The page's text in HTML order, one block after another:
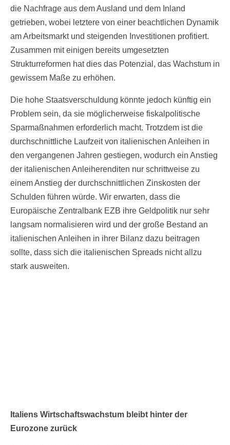
die Nachfrage aus dem Ausland und dem Inland
getrieben, wobei letztere von einer beachtlichen Dynamik
am Arbeitsmarkt und steigenden Investitionen profitiert.
Zusammen mit einigen bereits umgesetzten
Strukturreformen hat dies das Potenzial, das Wachstum in
gewissem Maße zu erhöhen.
Die hohe Staatsverschuldung könnte jedoch künftig ein
Problem sein, da sie möglicherweise fiskalpolitische
Sparmaßnahmen erforderlich macht. Trotzdem ist die
durchschnittliche Laufzeit von italienischen Anleihen in
den vergangenen Jahren gestiegen, wodurch ein Anstieg
der italienischen Anleiherenditen nur schrittweise zu
einem Anstieg der durchschnittlichen Zinskosten der
Schulden führen würde. Wir erwarten, dass die
Europäische Zentralbank EZB ihre Geldpolitik nur sehr
langsam normalisieren wird und der große Bestand an
italienischen Anleihen in ihrer Bilanz dazu beitragen
sollte, dass sich die italienischen Spreads nicht allzu
stark ausweiten.
Italiens Wirtschaftswachstum bleibt hinter der
Eurozone zurück